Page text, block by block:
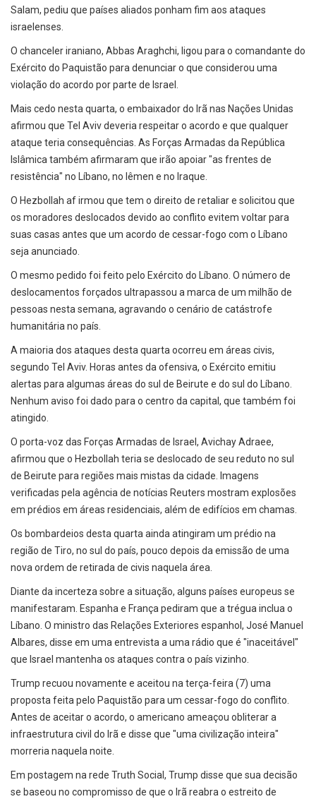
Salam, pediu que países aliados ponham fim aos ataques
israelenses.
O chanceler iraniano, Abbas Araghchi, ligou para o comandante do
Exército do Paquistão para denunciar o que considerou uma
violação do acordo por parte de Israel.
Mais cedo nesta quarta, o embaixador do Irã nas Nações Unidas
afirmou que Tel Aviv deveria respeitar o acordo e que qualquer
ataque teria consequências. As Forças Armadas da República
Islâmica também afirmaram que irão apoiar "as frentes de
resistência" no Líbano, no Iêmen e no Iraque.
O Hezbollah af irmou que tem o direito de retaliar e solicitou que
os moradores deslocados devido ao conflito evitem voltar para
suas casas antes que um acordo de cessar-fogo com o Líbano
seja anunciado.
O mesmo pedido foi feito pelo Exército do Líbano. O número de
deslocamentos forçados ultrapassou a marca de um milhão de
pessoas nesta semana, agravando o cenário de catástrofe
humanitária no país.
A maioria dos ataques desta quarta ocorreu em áreas civis,
segundo Tel Aviv. Horas antes da ofensiva, o Exército emitiu
alertas para algumas áreas do sul de Beirute e do sul do Líbano.
Nenhum aviso foi dado para o centro da capital, que também foi
atingido.
O porta-voz das Forças Armadas de Israel, Avichay Adraee,
afirmou que o Hezbollah teria se deslocado de seu reduto no sul
de Beirute para regiões mais mistas da cidade. Imagens
verificadas pela agência de notícias Reuters mostram explosões
em prédios em áreas residenciais, além de edifícios em chamas.
Os bombardeios desta quarta ainda atingiram um prédio na
região de Tiro, no sul do país, pouco depois da emissão de uma
nova ordem de retirada de civis naquela área.
Diante da incerteza sobre a situação, alguns países europeus se
manifestaram. Espanha e França pediram que a trégua inclua o
Líbano. O ministro das Relações Exteriores espanhol, José Manuel
Albares, disse em uma entrevista a uma rádio que é "inaceitável"
que Israel mantenha os ataques contra o país vizinho.
Trump recuou novamente e aceitou na terça-feira (7) uma
proposta feita pelo Paquistão para um cessar-fogo do conflito.
Antes de aceitar o acordo, o americano ameaçou obliterar a
infraestrutura civil do Irã e disse que "uma civilização inteira"
morreria naquela noite.
Em postagem na rede Truth Social, Trump disse que sua decisão
se baseou no compromisso de que o Irã reabra o estreito de